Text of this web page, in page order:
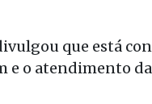
que está
o atendimento da